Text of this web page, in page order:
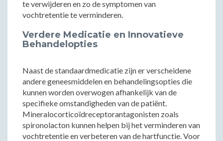
te verwijderen en zo de symptomen van
vochtretentie te verminderen.
Verdere Medicatie en Innovatieve
Behandelopties
Naast de standaardmedicatie zijn er verscheidene
andere geneesmiddelen en behandelingsopties die
kunnen worden overwogen afhankelijk van de
specifieke omstandigheden van de patiënt.
Mineralocorticoïdreceptorantagonisten zoals
spironolacton kunnen helpen bij het verminderen van
vochtretentie en verbeteren van de hartfunctie. Voor